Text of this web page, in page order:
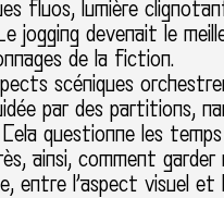
fluos, lumière
jogging devenait le
de la fiction.
scéniques
par des partitions,
questionne les
ainsi, comment
entre l’aspect visuel